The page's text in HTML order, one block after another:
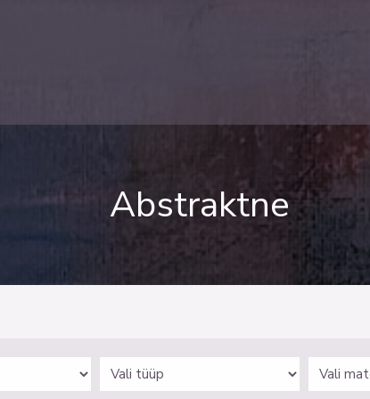
Abstraktne